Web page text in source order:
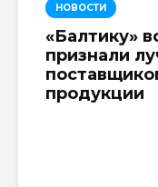
НОВОСТИ
«Балтику»
признали
продукции